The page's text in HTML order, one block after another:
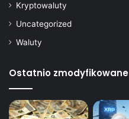
Kryptowaluty
Uncategorized
Waluty
Ostatnio zmodyfikowane